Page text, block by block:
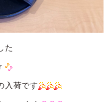
た
入荷です